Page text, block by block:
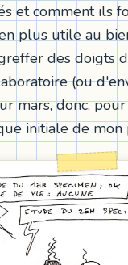
et comment ils
plus utile au
des doigts
(ou
mars, donc,
initiale de mon